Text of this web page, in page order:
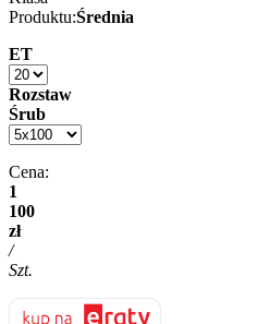
Produktu:Średnia
ET
Rozstaw
Śrub
Cena:
1
100
zł
/
Szt.